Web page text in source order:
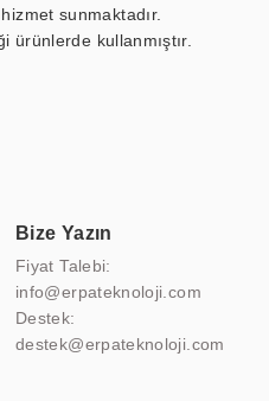
sunmaktadır.
ürünlerde kullanmıştır.
ekipmanı, uzman kadroları,
Bize Yazın
Fiyat Talebi:
info@erpateknoloji.com
Destek:
destek@erpateknoloji.com